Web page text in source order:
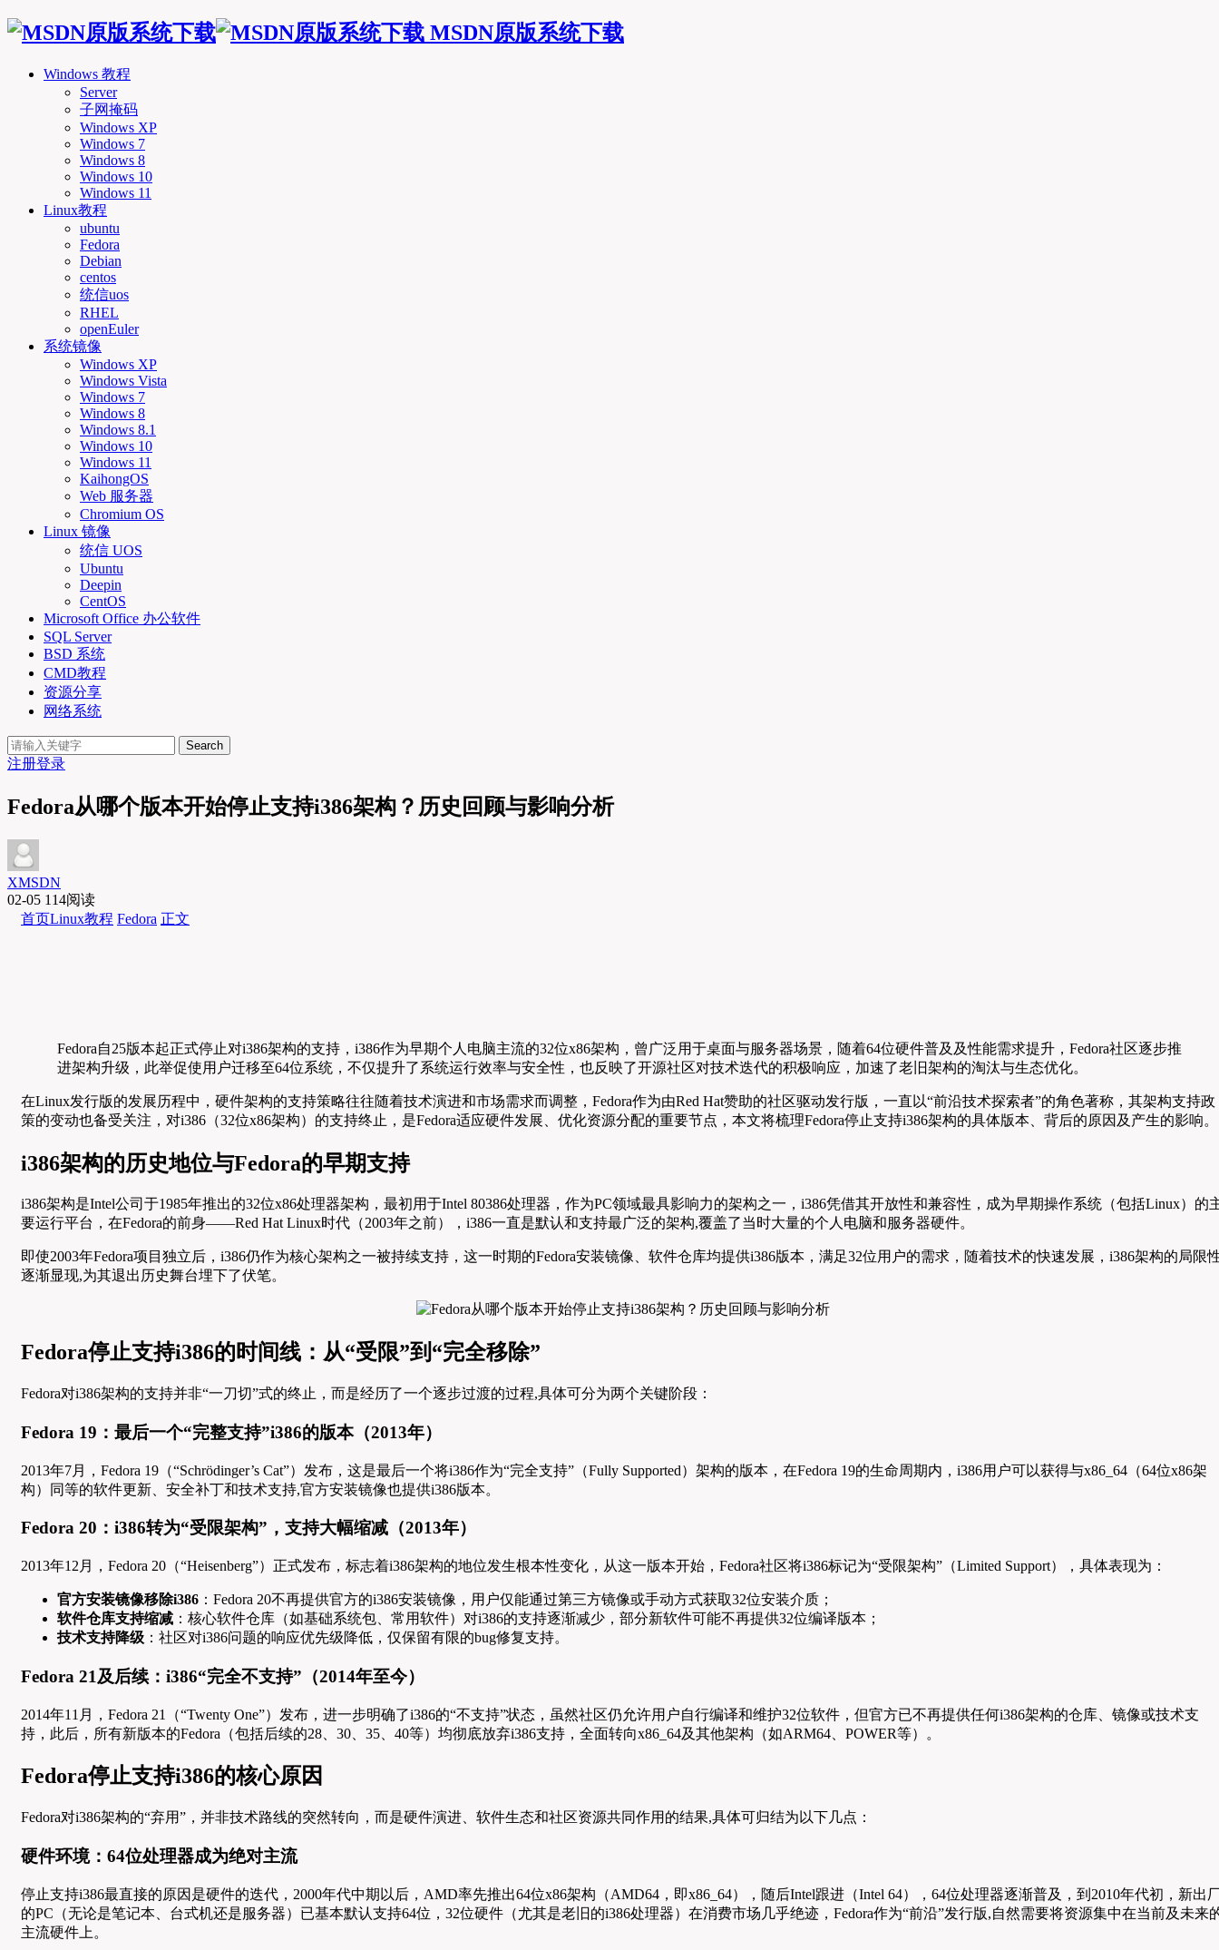
MSDN原版系统下载
Windows 教程
Server
子网掩码
Windows XP
Windows 7
Windows 8
Windows 10
Windows 11
Linux教程
ubuntu
Fedora
Debian
centos
统信uos
RHEL
openEuler
系统镜像
Windows XP
Windows Vista
Windows 7
Windows 8
Windows 8.1
Windows 10
Windows 11
KaihongOS
Web 服务器
Chromium OS
Linux 镜像
统信 UOS
Ubuntu
Deepin
CentOS
Microsoft Office 办公软件
SQL Server
BSD 系统
CMD教程
资源分享
网络系统
Search
注册登录
Fedora从哪个版本开始停止支持i386架构？历史回顾与影响分析
XMSDN
02-05 114阅读
首页Linux教程 Fedora 正文
Fedora自25版本起正式停止对i386架构的支持，i386作为早期个人电脑主流的32位x86架构，曾广泛用于桌面与服务器场景，随着64位硬件普及及性能需求提升，Fedora社区逐步推
进架构升级，此举促使用户迁移至64位系统，不仅提升了系统运行效率与安全性，也反映了开源社区对技术迭代的积极响应，加速了老旧架构的淘汰与生态优化。
在Linux发行版的发展历程中，硬件架构的支持策略往往随着技术演进和市场需求而调整，Fedora作为由Red Hat赞助的社区驱动发行版，一直以“前沿技术探索者”的角色著称，其架构支持政
策的变动也备受关注，对i386（32位x86架构）的支持终止，是Fedora适应硬件发展、优化资源分配的重要节点，本文将梳理Fedora停止支持i386架构的具体版本、背后的原因及产生的影响。
i386架构的历史地位与Fedora的早期支持
i386架构是Intel公司于1985年推出的32位x86处理器架构，最初用于Intel 80386处理器，作为PC领域最具影响力的架构之一，i386凭借其开放性和兼容性，成为早期操作系统（包括Linux）的
要运行平台，在Fedora的前身——Red Hat Linux时代（2003年之前），i386一直是默认和支持最广泛的架构,覆盖了当时大量的个人电脑和服务器硬件。
即使2003年Fedora项目独立后，i386仍作为核心架构之一被持续支持，这一时期的Fedora安装镜像、软件仓库均提供i386版本，满足32位用户的需求，随着技术的快速发展，i386架构的局限
逐渐显现,为其退出历史舞台埋下了伏笔。
Fedora停止支持i386的时间线：从“受限”到“完全移除”
Fedora对i386架构的支持并非“一刀切”式的终止，而是经历了一个逐步过渡的过程,具体可分为两个关键阶段：
Fedora 19：最后一个“完整支持”i386的版本（2013年）
2013年7月，Fedora 19（“Schrödinger’s Cat”）发布，这是最后一个将i386作为“完全支持”（Fully Supported）架构的版本，在Fedora 19的生命周期内，i386用户可以获得与x86_64（64位x86架
构）同等的软件更新、安全补丁和技术支持,官方安装镜像也提供i386版本。
Fedora 20：i386转为“受限架构”，支持大幅缩减（2013年）
2013年12月，Fedora 20（“Heisenberg”）正式发布，标志着i386架构的地位发生根本性变化，从这一版本开始，Fedora社区将i386标记为“受限架构”（Limited Support），具体表现为：
官方安装镜像移除i386 ：Fedora 20不再提供官方的i386安装镜像，用户仅能通过第三方镜像或手动方式获取32位安装介质；
软件仓库支持缩减 ：核心软件仓库（如基础系统包、常用软件）对i386的支持逐渐减少，部分新软件可能不再提供32位编译版本；
技术支持降级 ：社区对i386问题的响应优先级降低，仅保留有限的bug修复支持。
Fedora 21及后续：i386“完全不支持”（2014年至今）
2014年11月，Fedora 21（“Twenty One”）发布，进一步明确了i386的“不支持”状态，虽然社区仍允许用户自行编译和维护32位软件，但官方已不再提供任何i386架构的仓库、镜像或技术支
持，此后，所有新版本的Fedora（包括后续的28、30、35、40等）均彻底放弃i386支持，全面转向x86_64及其他架构（如ARM64、POWER等）。
Fedora停止支持i386的核心原因
Fedora对i386架构的“弃用”，并非技术路线的突然转向，而是硬件演进、软件生态和社区资源共同作用的结果,具体可归结为以下几点：
硬件环境：64位处理器成为绝对主流
停止支持i386最直接的原因是硬件的迭代，2000年代中期以后，AMD率先推出64位x86架构（AMD64，即x86_64），随后Intel跟进（Intel 64），64位处理器逐渐普及，到2010年代初，新出
的PC（无论是笔记本、台式机还是服务器）已基本默认支持64位，32位硬件（尤其是老旧的i386处理器）在消费市场几乎绝迹，Fedora作为“前沿”发行版,自然需要将资源集中在当前及未来
主流硬件上。